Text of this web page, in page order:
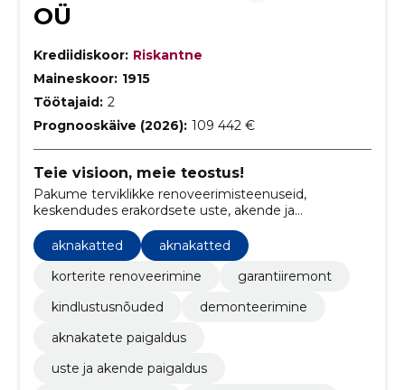
OÜ
Krediidiskoor: Riskantne
Maineskoor: 1915
Töötajaid: 2
Prognooskäive (2026): 109 442 €
Teie visioon, meie teostus!
Pakume terviklikke renoveerimisteenuseid,
keskendudes erakordsete uste, akende ja
kohandatud aknakatete valmistamisele.
aknakatted
aknakatted
korterite renoveerimine
garantiiremont
kindlustusnõuded
demonteerimine
aknakatete paigaldus
uste ja akende paigaldus